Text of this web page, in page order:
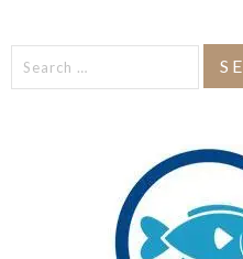
Search
for: